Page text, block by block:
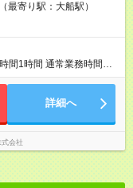
最寄り駅：大船駅）
間1時間 通常業務時間
ト営業時間による。 週
す。 店舗管理はまた別
詳細へ
会社